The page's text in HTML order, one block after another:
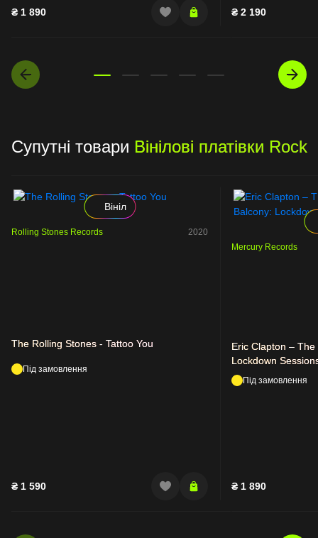
₴ 1 890 ₴ 2 190
Супутні товари Вінілові платівки Rock
Вініл
Rolling Stones Records 2020
The Rolling Stones - Tattoo You
Під замовлення
₴ 1 590
Mercury Records
Eric Clapton –
Lockdown
Під замовлення
₴ 1 890